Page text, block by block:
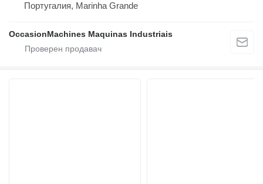
Португалия, Marinha Grande
OccasionMachines Maquinas Industriais